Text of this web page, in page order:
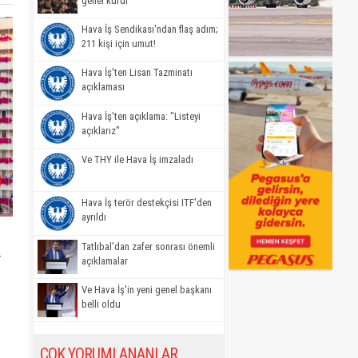
Hava İş Sendikası'ndan flaş adım;
211 kişi için umut!
Hava İş'ten Lisan Tazminatı
açıklaması
Hava İş'ten açıklama: "Listeyi
açıklarız"
Ve THY ile Hava İş imzaladı
Hava İş terör destekçisi ITF'den
ayrıldı
Tatlıbal'dan zafer sonrası önemli
açıklamalar
Ve Hava İş'in yeni genel başkanı
belli oldu